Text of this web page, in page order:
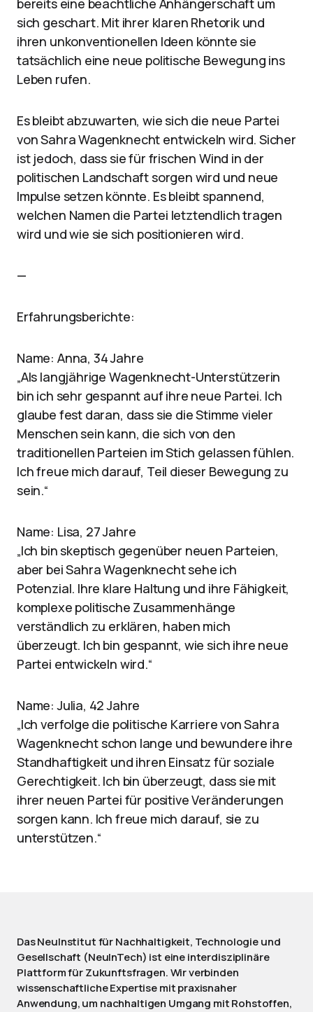
bereits eine beachtliche Anhängerschaft um
sich geschart. Mit ihrer klaren Rhetorik und
ihren unkonventionellen Ideen könnte sie
tatsächlich eine neue politische Bewegung ins
Leben rufen.
Es bleibt abzuwarten, wie sich die neue Partei
von Sahra Wagenknecht entwickeln wird. Sicher
ist jedoch, dass sie für frischen Wind in der
politischen Landschaft sorgen wird und neue
Impulse setzen könnte. Es bleibt spannend,
welchen Namen die Partei letztendlich tragen
wird und wie sie sich positionieren wird.
—
Erfahrungsberichte:
Name: Anna, 34 Jahre
„Als langjährige Wagenknecht-Unterstützerin
bin ich sehr gespannt auf ihre neue Partei. Ich
glaube fest daran, dass sie die Stimme vieler
Menschen sein kann, die sich von den
traditionellen Parteien im Stich gelassen fühlen.
Ich freue mich darauf, Teil dieser Bewegung zu
sein.“
Name: Lisa, 27 Jahre
„Ich bin skeptisch gegenüber neuen Parteien,
aber bei Sahra Wagenknecht sehe ich
Potenzial. Ihre klare Haltung und ihre Fähigkeit,
komplexe politische Zusammenhänge
verständlich zu erklären, haben mich
überzeugt. Ich bin gespannt, wie sich ihre neue
Partei entwickeln wird.“
Name: Julia, 42 Jahre
„Ich verfolge die politische Karriere von Sahra
Wagenknecht schon lange und bewundere ihre
Standhaftigkeit und ihren Einsatz für soziale
Gerechtigkeit. Ich bin überzeugt, dass sie mit
ihrer neuen Partei für positive Veränderungen
sorgen kann. Ich freue mich darauf, sie zu
unterstützen.“
Das NeuInstitut für Nachhaltigkeit, Technologie und
Gesellschaft (NeuInTech) ist eine interdisziplinäre
Plattform für Zukunftsfragen. Wir verbinden
wissenschaftliche Expertise mit praxisnaher
Anwendung, um nachhaltigen Umgang mit Rohstoffen,